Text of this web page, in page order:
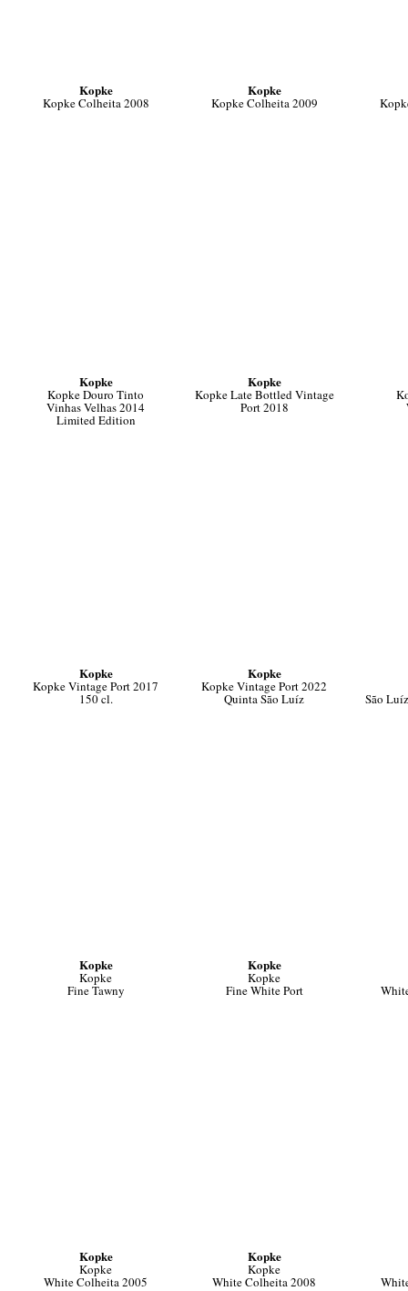
Kopke
Kopke Colheita 2008
Kopke
Kopke Colheita 2009
Kopke
Kopke Douro Tinto
Vinhas Velhas 2014
Limited Edition
Kopke
Kopke Late Bottled Vintage
Port 2018
Kopke
Kopke Vintage Port 2017
150 cl.
Kopke
Kopke Vintage Port 2022
Quinta São Luíz São
Kopke
Kopke
Fine Tawny
Kopke
Kopke
Fine White Port
Kopke
Kopke
White Colheita 2005
Kopke
Kopke
White Colheita 2008